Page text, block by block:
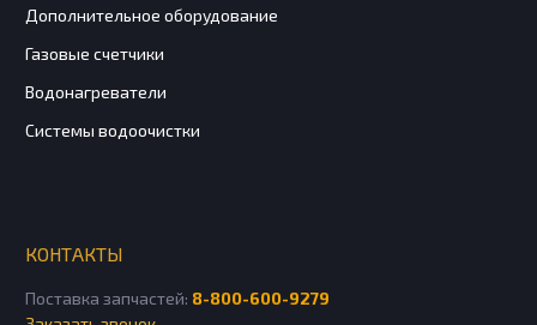
Дополнительное оборудование
Газовые счетчики
Водонагреватели
Системы водоочистки
КОНТАКТЫ
Поставка запчастей: 8-800-600-9279